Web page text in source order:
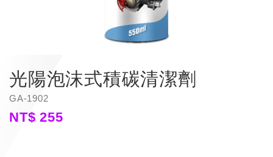
光陽泡沫式積碳清潔劑
GA-1902
NT$ 255